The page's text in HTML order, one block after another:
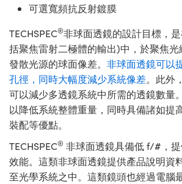
可選寬頻抗反射鍍膜
TECHSPEC®非球面透鏡的設計目標，
括聚焦雷射二極體的輸出)中，於聚焦光
發散光源的球面像差。 非球面透鏡可以
孔徑，同時大幅度減少系統像差。此外
可以減少多透鏡系統中所需的透鏡數量
以降低系統整體重量，同時具備諸如提
裝配等優點。
TECHSPEC® 非球面透鏡具備低 f/#，
效能。這類非球面透鏡提供產品說明資
至光學系統之中。這類鏡頭也經過電腦